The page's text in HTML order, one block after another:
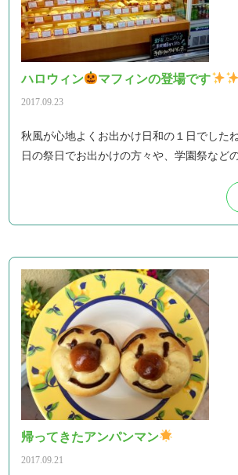
ハロウィン マフィンの登場です
2017.09.23
秋風が心地よくお出かけ日和の１日でした
日の祭日でお出かけの方々や、学園祭など
帰ってきたアンパンマン
2017.09.21